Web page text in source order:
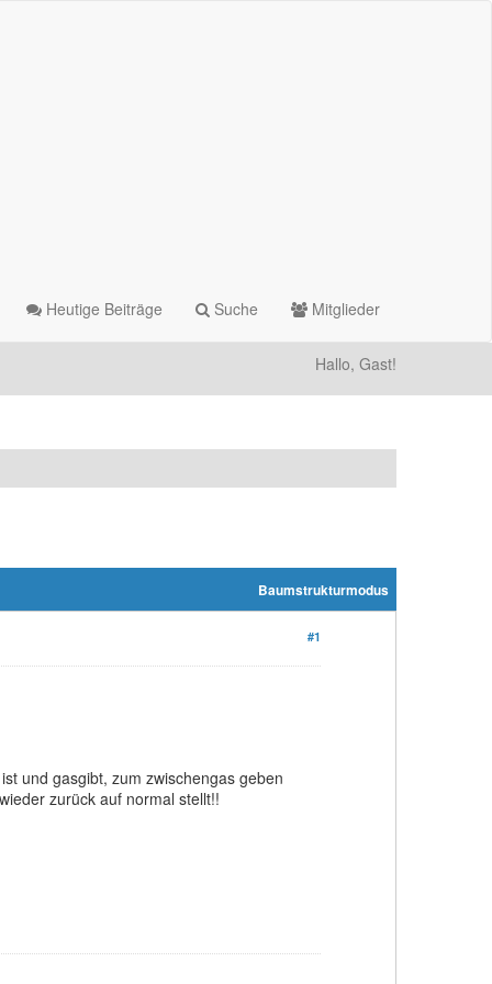
Heutige Beiträge Suche Mitglieder
Hallo, Gast!
Baumstrukturmodus
#1
und gasgibt, zum zwischengas geben
zurück auf normal stellt!!